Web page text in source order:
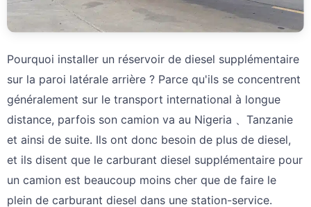
Pourquoi installer un réservoir de diesel supplémentaire
sur la paroi latérale arrière ? Parce qu'ils se concentrent
généralement sur le transport international à longue
distance, parfois son camion va au Nigeria 、Tanzanie
et ainsi de suite. Ils ont donc besoin de plus de diesel,
et ils disent que le carburant diesel supplémentaire pour
un camion est beaucoup moins cher que de faire le
plein de carburant diesel dans une station-service.